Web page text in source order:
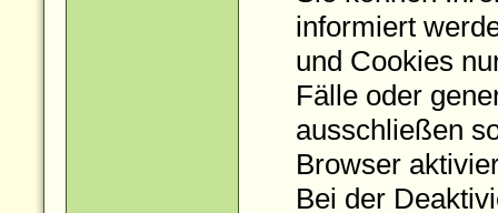
informiert
und Cookies
Fälle oder
ausschließen
Browser
Bei der